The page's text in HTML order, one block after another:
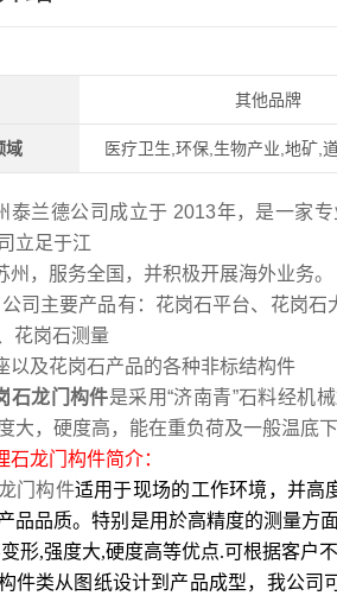
其他品牌
域 医疗卫生,环保,生物产业,地矿,
泰兰德公司成立于 2013年，是一家
立足于江
州，服务全国，并积极开展海外业务。
主要产品有：花岗石平台、花岗石
花岗石测量
以及花岗石产品的各种非标结构件
石龙门构件是采用“济南青”石料经机
大，硬度高，能在重负荷及一般温底
石龙门构件简介：
门构件适用于现场的工作环境，并
品品质。特别是用於高精度的测量方
形,强度大,硬度高等优点.可根据客户
件类从图纸设计到产品成型，我公司